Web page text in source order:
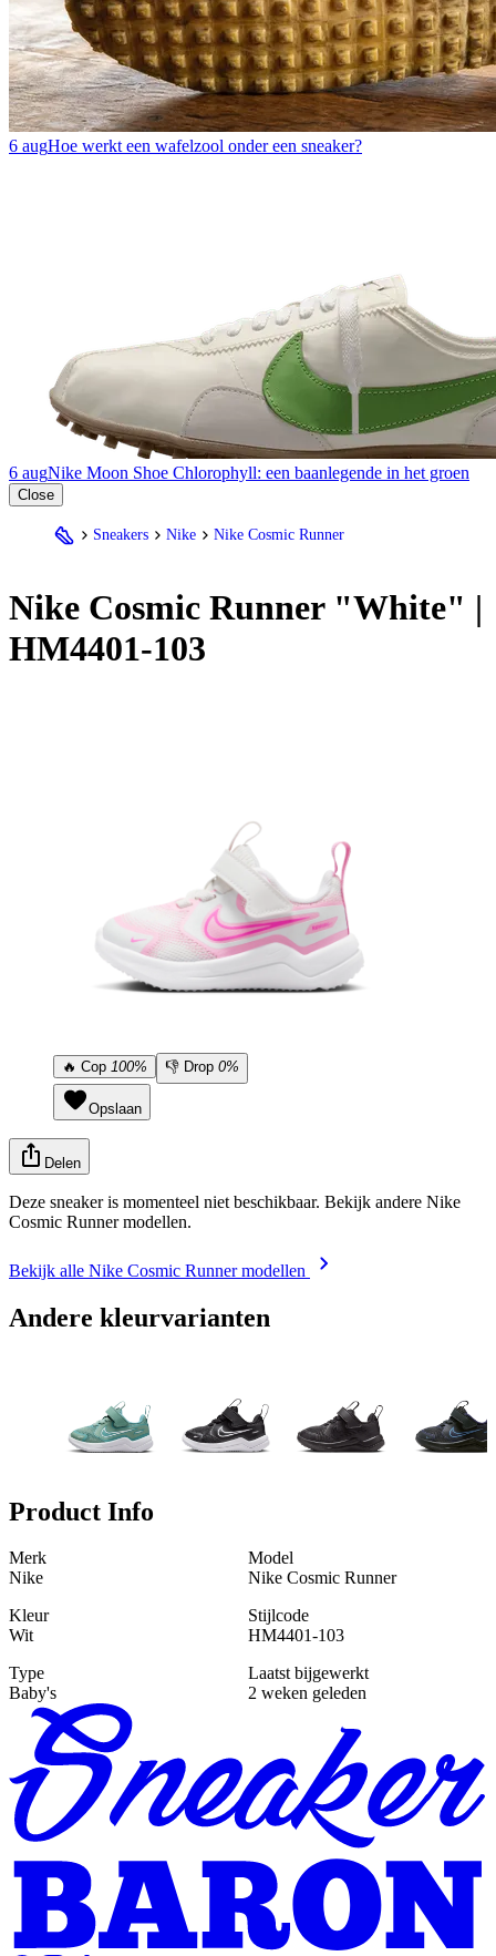
6 augHoe werkt een wafelzool onder een sneaker?
6 augNike Moon Shoe Chlorophyll: een baanlegende in het groen
Close
Sneakers Nike Nike Cosmic Runner
Nike Cosmic Runner "White" |
HM4401-103
🔥 Cop 100% 👎 Drop 0%
Opslaan
Delen
Deze sneaker is momenteel niet beschikbaar. Bekijk andere Nike
Cosmic Runner modellen.
Bekijk alle Nike Cosmic Runner modellen
Andere kleurvarianten
Product Info
Merk
Nike
Model
Nike Cosmic Runner
Kleur
Wit
Stijlcode
HM4401-103
Type
Baby's
Laatst bijgewerkt
2 weken geleden